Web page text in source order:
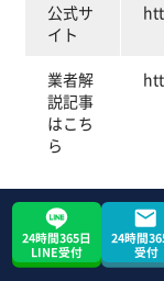
公式サ
イト
業者解
説記事
はこち
ら
不用品回収アー
でサービス展
24時間365日
LINE受付
24時間
受付